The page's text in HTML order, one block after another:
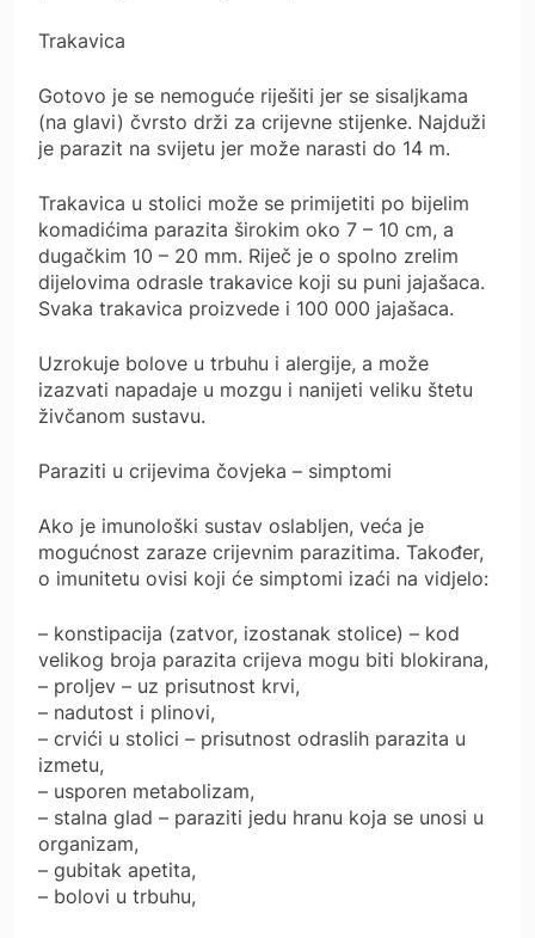
Trakavica
Gotovo je se nemoguće riješiti jer se sisaljkama
(na glavi) čvrsto drži za crijevne stijenke. Najduži
je parazit na svijetu jer može narasti do 14 m.
Trakavica u stolici može se primijetiti po bijelim
komadićima parazita širokim oko 7 – 10 cm, a
dugačkim 10 – 20 mm. Riječ je o spolno zrelim
dijelovima odrasle trakavice koji su puni jajašaca.
Svaka trakavica proizvede i 100 000 jajašaca.
Uzrokuje bolove u trbuhu i alergije, a može
izazvati napadaje u mozgu i nanijeti veliku štetu
živčanom sustavu.
Paraziti u crijevima čovjeka – simptomi
Ako je imunološki sustav oslabljen, veća je
mogućnost zaraze crijevnim parazitima. Također,
o imunitetu ovisi koji će simptomi izaći na vidjelo:
– konstipacija (zatvor, izostanak stolice) – kod
velikog broja parazita crijeva mogu biti blokirana,
– proljev – uz prisutnost krvi,
– nadutost i plinovi,
– crvići u stolici – prisutnost odraslih parazita u
izmetu,
– usporen metabolizam,
– stalna glad – paraziti jedu hranu koja se unosi u
organizam,
– gubitak apetita,
– bolovi u trbuhu,